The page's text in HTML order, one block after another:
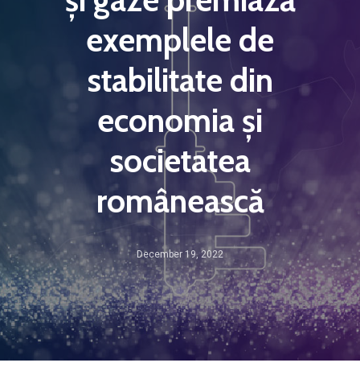
exemplele de
stabilitate din
economia și
societatea
românească
December 19, 2022